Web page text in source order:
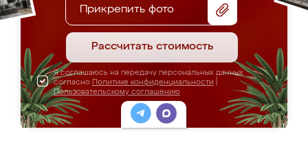
Прикрепить фото
Рассчитать стоимость
Я соглашаюсь на передачу персональных данных
согласно Политике конфиденциальности
Пользовательскому соглашению